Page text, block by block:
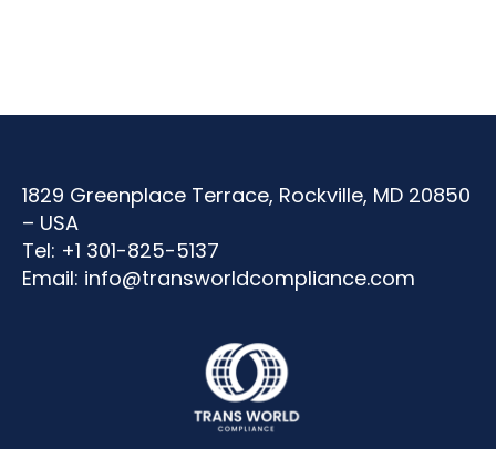
1829 Greenplace Terrace, Rockville, MD 20850
– USA
Tel: +1 301-825-5137
Email: info@transworldcompliance.com